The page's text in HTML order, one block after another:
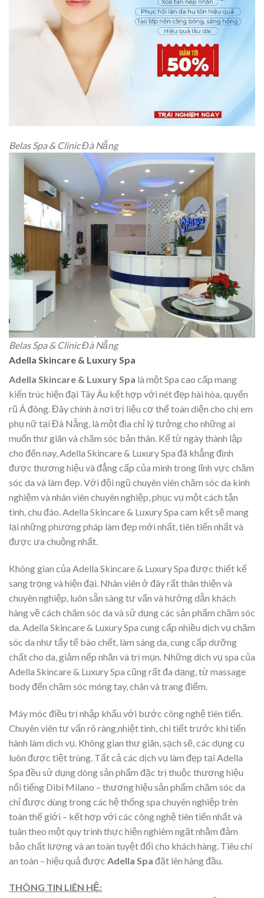
Belas Spa & Clinic Đà Nẵng
Belas Spa & Clinic Đà Nẵng
Adella Skincare & Luxury Spa
Adella Skincare & Luxury Spa là một Spa cao cấp mang
kiến trúc hiện đại Tây Âu kết hợp với nét đẹp hài hòa, quyến
rũ Á đông. Đây chính à nơi trị liệu cơ thể toàn diện cho chị em
phụ nữ tại Đà Nẵng, là một địa chỉ lý tưởng cho những ai
muốn thư giãn và chăm sóc bản thân. Kể từ ngày thành lập
cho đến nay, Adella Skincare & Luxury Spa đã khẳng định
được thương hiệu và đẳng cấp của mình trong lĩnh vực chăm
sóc da và làm đẹp. Với đội ngũ chuyên viên chăm sóc da kinh
nghiệm và nhân viên chuyên nghiệp, phục vụ một cách tận
tình, chu đáo. Adella Skincare & Luxury Spa cam kết sẽ mang
lại những phương pháp làm đẹp mới nhất, tiên tiến nhất và
được ưa chuộng nhất.
Không gian của Adella Skincare & Luxury Spa được thiết kế
sang trọng và hiện đại. Nhân viên ở đây rất thân thiện và
chuyên nghiệp, luôn sẵn sàng tư vấn và hướng dẫn khách
hàng về cách chăm sóc da và sử dụng các sản phẩm chăm sóc
da. Adella Skincare & Luxury Spa cung cấp nhiều dịch vụ chăm
sóc da như tẩy tế bào chết, làm sáng da, cung cấp dưỡng
chất cho da, giảm nếp nhăn và trị mụn. Những dịch vụ spa của
Adella Skincare & Luxury Spa cũng rất đa dạng, từ massage
body đến chăm sóc móng tay, chân và trang điểm.
Máy móc điều trị nhập khẩu với bước công nghệ tiên tiến.
Chuyên viên tư vấn rõ ràng,nhiệt tình, chi tiết trước khi tiến
hành làm dịch vụ. Không gian thư giãn, sạch sẽ, các dụng cụ
luôn được tiệt trùng. Tất cả các dịch vụ làm đẹp tại Adella
Spa đều sử dụng dòng sản phẩm đặc trị thuộc thương hiệu
nổi tiếng Dibi Milano – thương hiệu sản phẩm chăm sóc da
chỉ được dùng trong các hệ thống spa chuyên nghiệp trên
toàn thế giới – kết hợp với các công nghệ tiên tiến nhất và
tuân theo một quy trình thực hiện nghiêm ngặt nhằm đảm
bảo chất lượng và an toàn tuyệt đối cho khách hàng. Tiêu chí
an toàn – hiệu quả được Adella Spa đặt lên hàng đầu.
THÔNG TIN LIÊN HỆ: